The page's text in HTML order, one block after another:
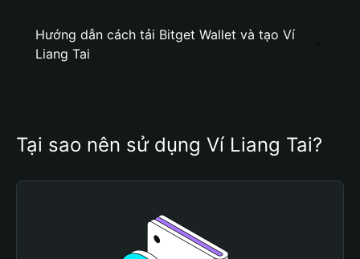
Hướng dẫn cách tải Bitget Wallet và tạo Ví
Liang Tai
Tại sao nên sử dụng Ví Liang Tai?